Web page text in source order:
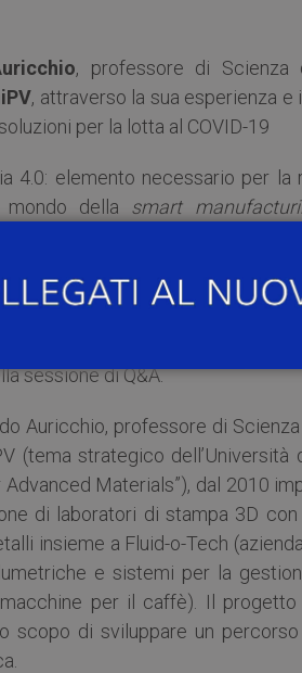
, professore di Scienza
, attraverso la sua esperienza
per la lotta al COVID-19
4.0: elemento necessario per la
della smart
cogliere le opportunità legate
di approfondimento e
Industria 4.0. In particolare, i
di tali tecnologie durante
sessione di Q&A.
Auricchio, professore di
(tema strategico
Materials”), dal 2010
di laboratori di stampa 3D
insieme a Fluid-o-Tech
e sistemi per la
per il caffè). Il progetto
scopo di sviluppare un